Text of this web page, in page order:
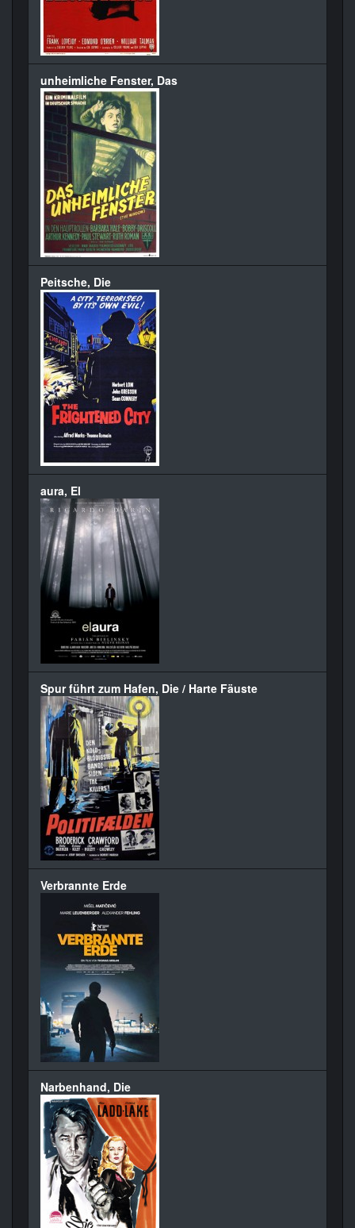
unheimliche Fenster, Das
Peitsche, Die
aura, El
Spur führt zum Hafen, Die / Harte Fäuste
Verbrannte Erde
Narbenhand, Die